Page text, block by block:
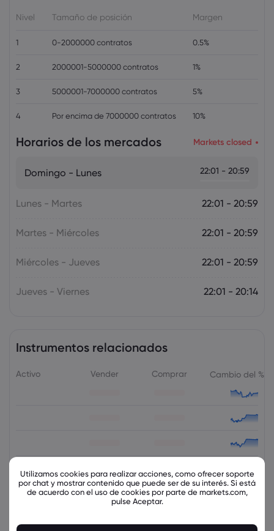
Forex Índices
Nivel Tamaño de posición Margen
1 0-2000000 contratos 0.5%
2 2000001-5000000 contratos 1%
3 5000001-7000000 contratos 5%
4 Por encima de 7000000 contratos 10%
Horarios de los mercados Markets closed
Domingo - Lunes 22:01 - 20:59
Lunes - Martes 22:01 - 20:59
Martes - Miércoles 22:01 - 20:59
Miércoles - Jueves 22:01 - 20:59
Jueves - Viernes 22:01 - 20:14
Instrumentos relacionados
Activo Vender Comprar Cambio del %
view_all_instruments
Utilizamos cookies para realizar acciones, como ofrecer soporte
por chat y mostrar contenido que puede ser de su interés. Si está
de acuerdo con el uso de cookies por parte de markets.com,
pulse Aceptar.